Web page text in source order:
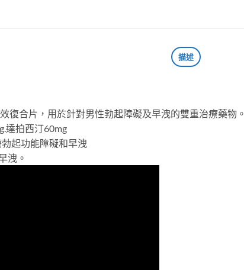
描述
復合片，用於針對男性勃起障礙及早洩的雙重治療藥物。
達拍西汀60mg
勃起功能障礙和早洩
洩。